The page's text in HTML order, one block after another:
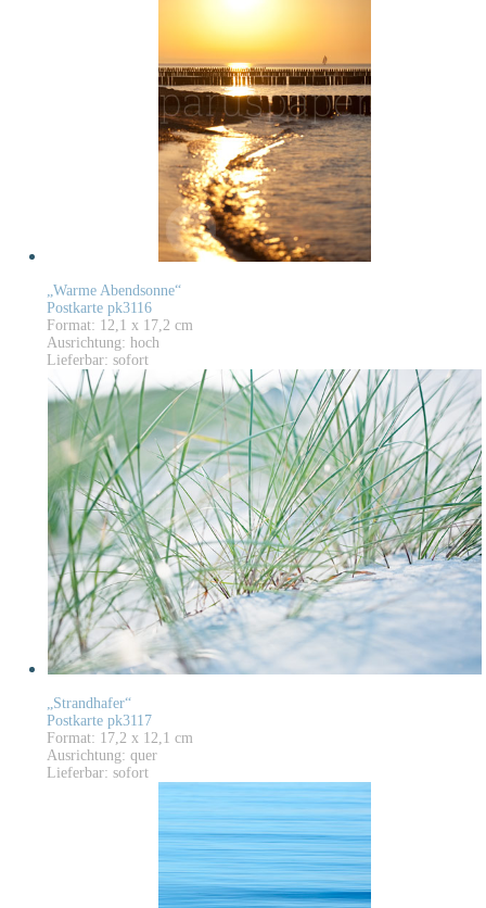
„Warme Abendsonne“
Postkarte pk3116
Format: 12,1 x 17,2 cm
Ausrichtung: hoch
Lieferbar: sofort
„Strandhafer“
Postkarte pk3117
Format: 17,2 x 12,1 cm
Ausrichtung: quer
Lieferbar: sofort